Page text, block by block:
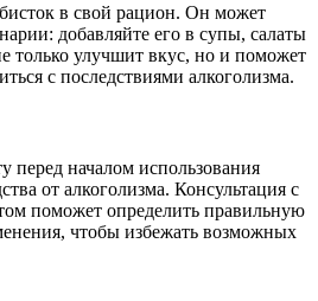
в свой рацион. Он может
добавляйте его в супы, салаты
только улучшит вкус, но и поможет
с последствиями алкоголизма.
перед началом использования
от алкоголизма. Консультация с
поможет определить правильную
чтобы избежать возможных